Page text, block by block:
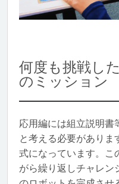
何度も挑戦し
のミッション
応用編には組立説明書
と考える必要がありま
式になっています。こ
がら繰り返しチャレン